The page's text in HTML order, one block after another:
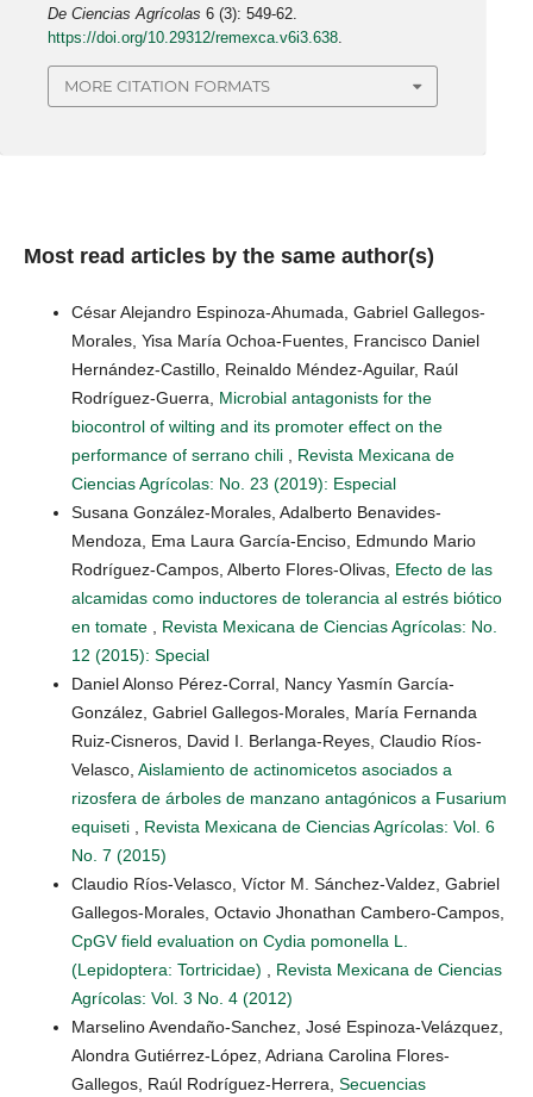
De Ciencias Agrícolas 6 (3): 549-62.
https://doi.org/10.29312/remexca.v6i3.638
MORE CITATION FORMATS
Most read articles by the same author(s)
César Alejandro Espinoza-Ahumada, Gabriel Gallegos-
Morales, Yisa María Ochoa-Fuentes, Francisco Daniel
Hernández-Castillo, Reinaldo Méndez-Aguilar, Raúl
Rodríguez-Guerra, Microbial antagonists for the
biocontrol of wilting and its promoter effect on the
performance of serrano chili
Revista Mexicana de
Ciencias Agrícolas: No. 23 (2019): Especial
Susana González-Morales, Adalberto Benavides-
Mendoza, Ema Laura García-Enciso, Edmundo Mario
Rodríguez-Campos, Alberto Flores-Olivas, Efecto de las
alcamidas como inductores de tolerancia al estrés biótico
en tomate
Revista Mexicana de Ciencias Agrícolas: No.
12 (2015): Special
Daniel Alonso Pérez-Corral, Nancy Yasmín García-
González, Gabriel Gallegos-Morales, María Fernanda
Ruiz-Cisneros, David I. Berlanga-Reyes, Claudio Ríos-
Velasco, Aislamiento de actinomicetos asociados a
rizosfera de árboles de manzano antagónicos a Fusarium
equiseti
Revista Mexicana de Ciencias Agrícolas: Vol. 6
No. 7 (2015)
Claudio Ríos-Velasco, Víctor M. Sánchez-Valdez, Gabriel
Gallegos-Morales, Octavio Jhonathan Cambero-Campos,
CpGV field evaluation on Cydia pomonella L.
(Lepidoptera: Tortricidae)
Revista Mexicana de Ciencias
Agrícolas: Vol. 3 No. 4 (2012)
Marselino Avendaño-Sanchez, José Espinoza-Velázquez,
Alondra Gutiérrez-López, Adriana Carolina Flores-
Gallegos, Raúl Rodríguez-Herrera, Secuencias